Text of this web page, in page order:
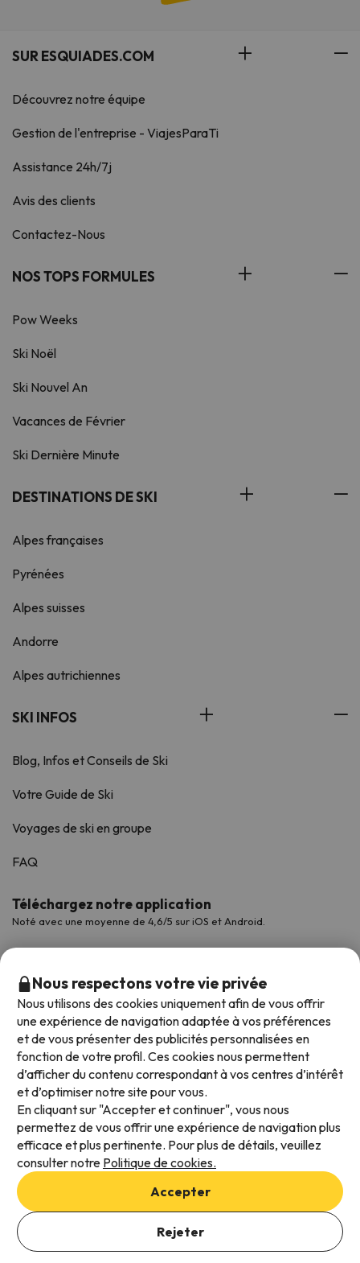
Ajouter des dates pour vérifier la disponibilité
Sélectionnez les dates de réservation
SUR ESQUIADES.COM
Découvrez notre équipe
Gestion de l'entreprise - ViajesParaTi
Assistance 24h/7j
Avis des clients
Contactez-Nous
NOS TOPS FORMULES
Pow Weeks
Ski Noël
Ski Nouvel An
Vacances de Février
Ski Dernière Minute
DESTINATIONS DE SKI
Alpes françaises
Pyrénées
Alpes suisses
Andorre
Alpes autrichiennes
SKI INFOS
Blog, Infos et Conseils de Ski
Votre Guide de Ski
Voyages de ski en groupe
FAQ
Téléchargez notre application
Noté avec une moyenne de 4,6/5 sur iOS et Android.
Modes de paiement disponibles
Conditions générales d'utilisation
Protection des données
Politique en matière de cookies
Nous respectons votre vie privée
Nous utilisons des cookies uniquement afin de vous offrir
une expérience de navigation adaptée à vos préférences
et de vous présenter des publicités personnalisées en
fonction de votre profil. Ces cookies nous permettent
d’afficher du contenu correspondant à vos centres d’intérêt
et d’optimiser notre site pour vous.
En cliquant sur "Accepter et continuer", vous nous
permettez de vous offrir une expérience de navigation plus
efficace et plus pertinente. Pour plus de détails, veuillez
consulter notre Politique de cookies.
Accepter
Rejeter